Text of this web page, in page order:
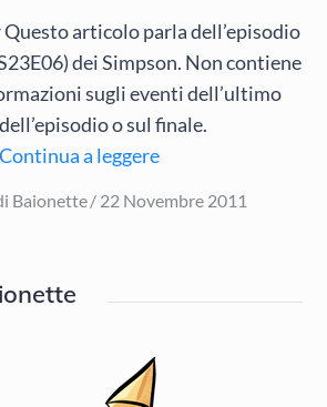
articolo parla dell’episodio
dei Simpson. Non contiene
sugli eventi dell’ultimo
o sul finale.
Continua a leggere
Baionette
Posted
22 Novembre 2011